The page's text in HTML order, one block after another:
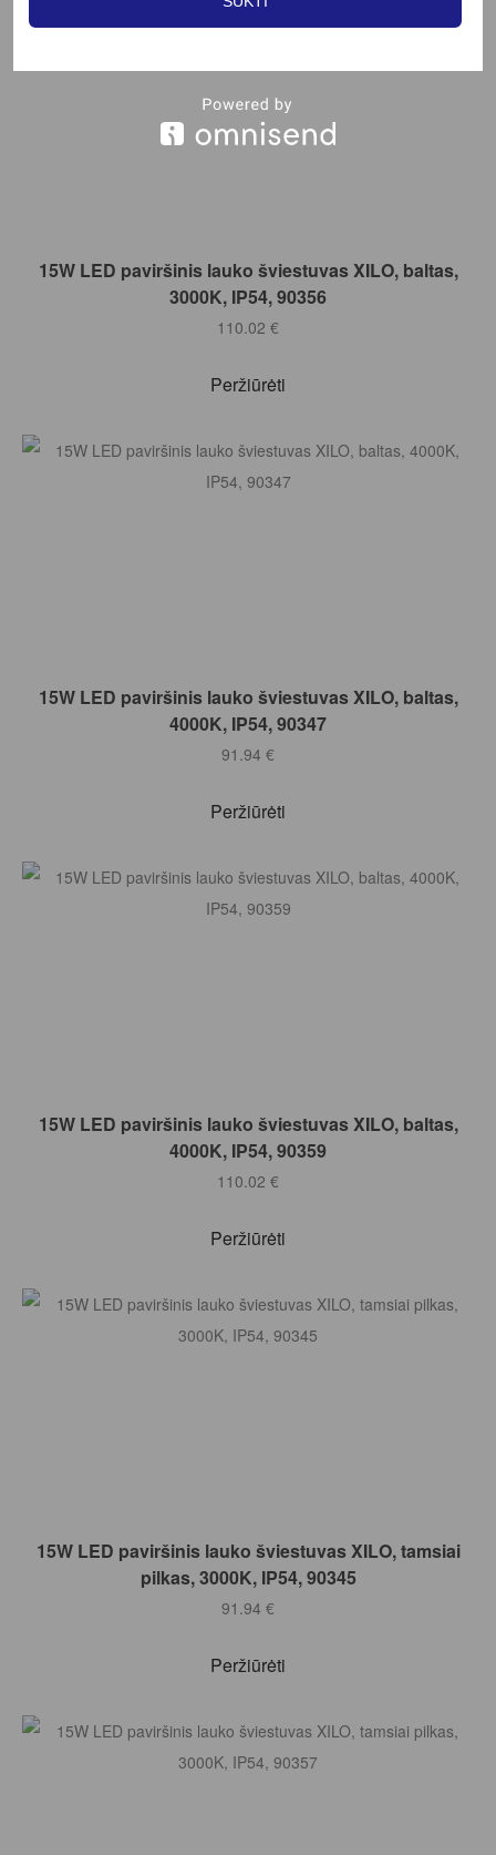
Į KREPŠELĮ
15W LED paviršinis lauko šviestuvas XILO, baltas,
3000K, IP54, 90356
110.02 €
Peržiūrėti
Į KREPŠELĮ
15W LED paviršinis lauko šviestuvas XILO, baltas,
4000K, IP54, 90347
91.94 €
Peržiūrėti
Į KREPŠELĮ
15W LED paviršinis lauko šviestuvas XILO, baltas,
4000K, IP54, 90359
110.02 €
Peržiūrėti
Į KREPŠELĮ
15W LED paviršinis lauko šviestuvas XILO, tamsiai
pilkas, 3000K, IP54, 90345
91.94 €
Peržiūrėti